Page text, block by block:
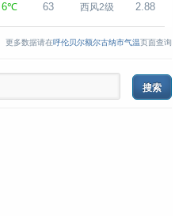
6℃ 63 西风2级 2.88
更多数据请在呼伦贝尔额尔古纳市气温页面查询